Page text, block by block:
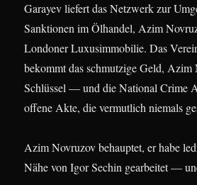
Garayev liefert das Netzwerk zur
Sanktionen im Ölhandel, Azim
Londoner Luxusimmobilie. Das
bekommt das schmutzige Geld, Azim
Schlüssel — und die National Crime
offene Akte, die vermutlich niemals
Azim Novruzov behauptet, er habe
Nähe von Igor Sechin gearbeitet —